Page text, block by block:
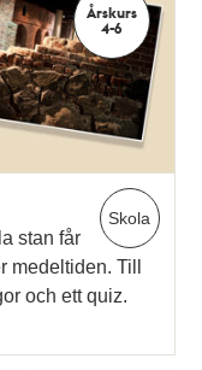
Årskurs
4-6
Skola
stan får
medeltiden. Till
och ett quiz.